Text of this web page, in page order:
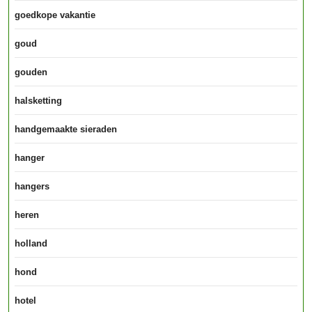
goedkope vakantie
goud
gouden
halsketting
handgemaakte sieraden
hanger
hangers
heren
holland
hond
hotel